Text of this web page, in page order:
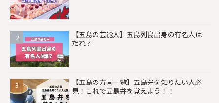
【五島の芸能人】五島列島出身の有名人は
だれ？
【五島の方言一覧】五島弁を知りたい人必
見！これで五島弁を覚えよう！！